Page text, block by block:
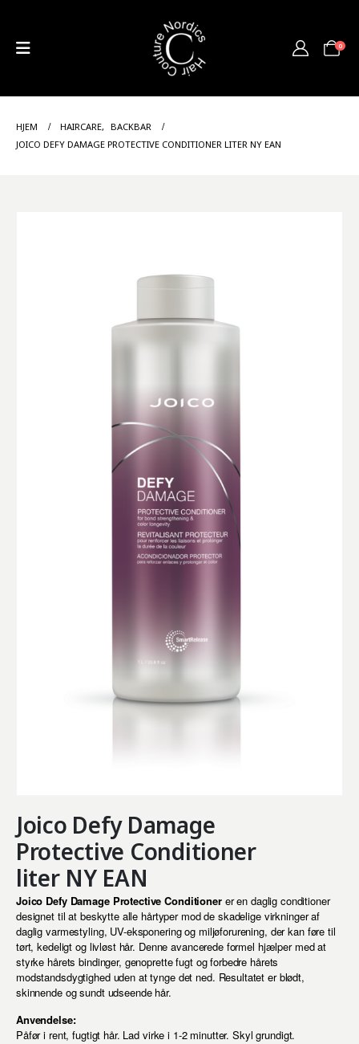
0
HJEM HAIRCARE, BACKBAR
JOICO DEFY DAMAGE PROTECTIVE CONDITIONER LITER NY EAN
Joico Defy Damage
Protective Conditioner
liter NY EAN
Joico Defy Damage Protective Conditionerer en daglig conditioner
designet til at beskytte alle hårtyper mod de skadelige virkninger af
daglig varmestyling, UV-eksponering og miljøforurening, der kan føre til
tørt, kedeligt og livløst hår. Denne avancerede formel hjælper med at
styrke hårets bindinger, genoprette fugt og forbedre hårets
modstandsdygtighed uden at tynge det ned. Resultatet er blødt,
skinnende og sundt udseende hår.
Anvendelse:
Påfør i rent, fugtigt hår. Lad virke i 1-2 minutter. Skyl grundigt.